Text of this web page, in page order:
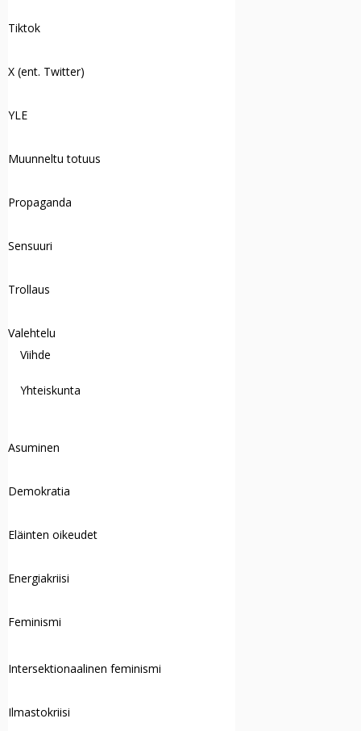
Tiktok
X (ent. Twitter)
YLE
Muunneltu totuus
Propaganda
Sensuuri
Trollaus
Valehtelu
Viihde
Yhteiskunta
Asuminen
Demokratia
Eläinten oikeudet
Energiakriisi
Feminismi
Intersektionaalinen feminismi
Ilmastokriisi